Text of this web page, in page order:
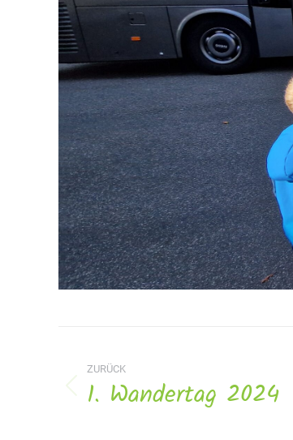
Navigation
ZURÜCK
Vorheriges
1. Wandertag 2024